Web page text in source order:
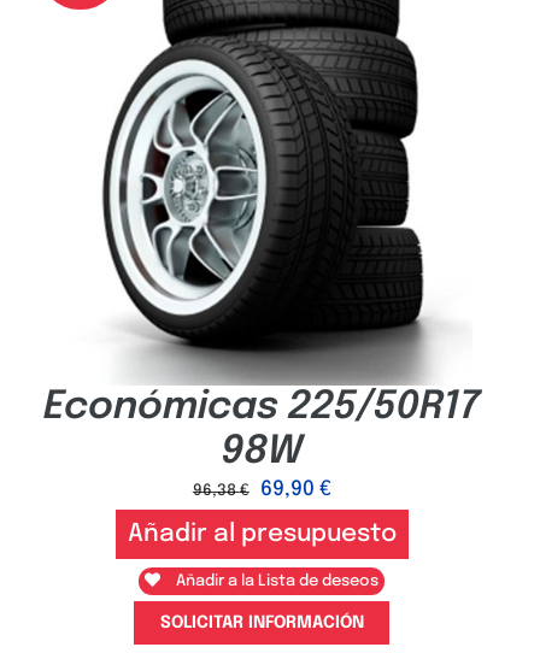
Económicas 225/50R17
98W
96,38€ 69,90 €
Añadir al presupuesto
Añadir a la Lista de deseos
SOLICITAR INFORMACIÓN